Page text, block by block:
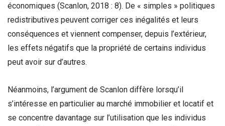
économiques (Scanlon, 2018 : 8). De « simples » politiques
redistributives peuvent corriger ces inégalités et leurs
conséquences et viennent compenser, depuis l’extérieur,
les effets négatifs que la propriété de certains individus
peut avoir sur d’autres.
Néanmoins, l’argument de Scanlon diffère lorsqu’il
s’intéresse en particulier au marché immobilier et locatif et
se concentre davantage sur l’utilisation que les individus